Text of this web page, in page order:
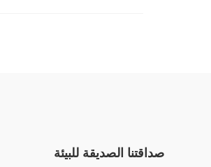
صداقتنا الصديقة للبيئة